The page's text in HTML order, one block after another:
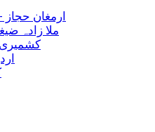
ارمغان حجاز
ملا زادہ
کشمیری